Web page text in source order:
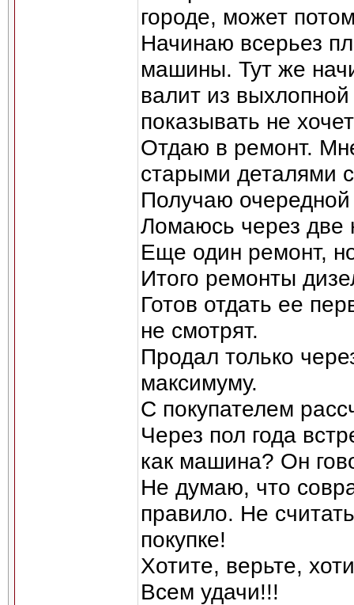
городе, может
Начинаю всерьез
машины. Тут же
валит из
показывать не
Отдаю в ремонт.
старыми деталями
Получаю
Ломаюсь через две
Еще один ремонт,
Итого ремонты
Готов отдать ее
не смотрят.
Продал только
максимуму.
С покупателем
Через пол года
как машина? Он
Не думаю, что
правило. Не
покупке!
Хотите, верьте,
Всем удачи!!!